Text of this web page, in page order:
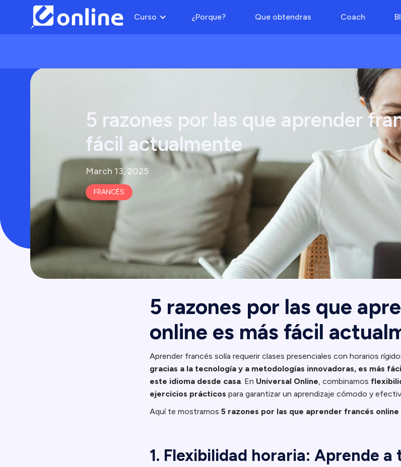
Curso ¿Porque? Que obtendras Coach
5 razones por las que aprender
fácil actualmente
March 13, 2025
FRANCÉS
5 razones por las que
online es más fácil
Aprender francés solía requerir clases presenciales con horarios
gracias a la tecnología y a metodologías innovadoras, es más
este idioma desde casa. En Universal Online, combinamos
ejercicios prácticos para garantizar un aprendizaje cómodo y
Aquí te mostramos 5 razones por las que aprender francés online
1. Flexibilidad horaria: Aprende